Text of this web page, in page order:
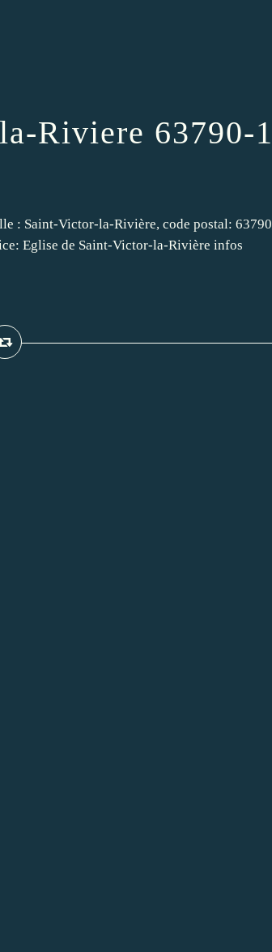
Riviere 63790-1
: Saint-Victor-la-Rivière, code postal: 63790
Eglise de Saint-Victor-la-Rivière infos